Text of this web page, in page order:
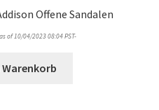
Offene Sandalen
of 10/04/2023 08:04 PST-
Warenkorb